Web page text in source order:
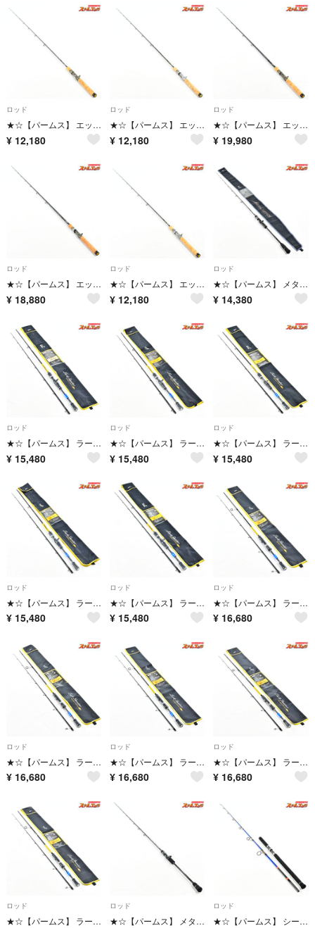
ロッド
★☆【パームス】 エッジ プライド EPGC-603 PALMS EDGE PRIDE ブラックバス K_226★☆v48771
¥ 12,180
ロッド
★☆【パームス】 エッジ プライド EPGC-605 PALMS EDGE PRIDE ブラックバス K_225★☆v48769
¥ 12,180
ロッド
★☆【パームス】 エッジ プライド EPVC-604 Vグラス PALMS EDGE PRIDE ブラックバス K_225★☆v48768
¥ 19,980
ロッド
★☆【パームス】 エッジ プライド EPVC-603 Vグラス PALMS EDGE PRIDE ブラックバス K_225★☆v48767
¥ 18,880
ロッド
★☆【パームス】 エッジ プライド EPGC-664 PALMS EDGE PRIDE ブラックバス K_240★☆v48764
¥ 12,180
ロッド
★☆【パームス】 メタルウィッチ MTGC-632T PALMS METALWITCH タチウオ K_239★☆v48424
¥ 14,380
ロッド
★☆【パームス】 ラークシューター LSGC-72M+ スイミングスペシャル PALMS Lurk Shooter Swimming キジハタ マゴチ K_155★☆v48360
¥ 15,480
ロッド
★☆【パームス】 ラークシューター LSGC-72M+ スイミングスペシャル PALMS Lurk Shooter Swimming キジハタ マゴチ K_155★☆v48359
¥ 15,480
ロッド
★☆【パームス】 ラークシューター LSGC-72M+ スイミングスペシャル PALMS Lurk Shooter Swimming キジハタ マゴチ K_155★☆v48358
¥ 15,480
ロッド
★☆【パームス】 ラークシューター LSGC-72M+ スイミングスペシャル PALMS Lurk Shooter Swimming キジハタ マゴチ K_155★☆v48357
¥ 15,480
ロッド
★☆【パームス】 ラークシューター LSGC-72M+ スイミングスペシャル PALMS Lurk Shooter Swimming キジハタ マゴチ K_155★☆v48356
¥ 15,480
ロッド
★☆【パームス】 ラークシューター LSGS-610ML+ ボートゲームSP PALMS LurkShooter BOAT GAME キジハタ カサゴ マゴチ K_153★☆v48355
¥ 16,680
ロッド
★☆【パームス】 ラークシューター LSGS-610ML+ ボートゲームSP PALMS LurkShooter BOAT GAME キジハタ カサゴ マゴチ K_153★☆v48354
¥ 16,680
ロッド
★☆【パームス】 ラークシューター LSGS-610ML+ ボートゲームSP PALMS LurkShooter BOAT GAME キジハタ カサゴ マゴチ K_153★☆v48353
¥ 16,680
ロッド
★☆【パームス】 ラークシューター LSGS-610ML+ ボートゲームSP PALMS LurkShooter BOAT GAME キジハタ カサゴ マゴチ K_153★☆v48352
¥ 16,680
ロッド
★☆【パームス】 ラークシューター LSGS-610ML+ ボートゲームSP PALMS LurkShooter BOAT GAME キジハタ カサゴ マゴチ K_153★☆v48351
ロッド
★☆【パームス】 メタルウィッチ スロー&フォール MTGC-634SF PALMS METAL WITCH ヒラマサ ブリ カンパチ K_235★☆v48350
ロッド
★☆【パームス】 シーラプチャー SCGS-78MH PALMS Sea Rapture キハダマグロ ヒラマサ ブリ K_216★☆v48348